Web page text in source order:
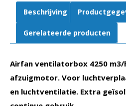
Beschrijving
Gerelateerde producten
Airfan ventilatorbox 4250
afzuigmotor. Voor
en luchtventilatie. Extra